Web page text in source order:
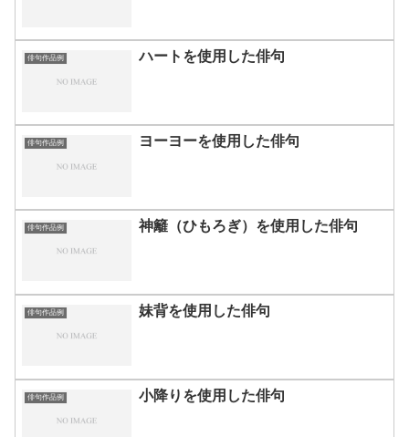
俳句作品例 ハートを使用した俳句
俳句作品例 ヨーヨーを使用した俳句
俳句作品例 神籬（ひもろぎ）を使用した俳句
俳句作品例 妹背を使用した俳句
俳句作品例 小降りを使用した俳句